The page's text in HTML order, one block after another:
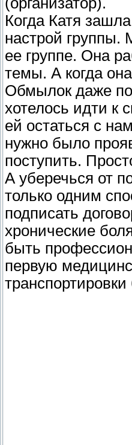
Когда Катя
настрой группы.
ее группе. Она
темы. А когда
Обмылок даже
хотелось идти к
ей остаться с
нужно было
поступить.
А уберечься от
только одним
подписать
хронические
быть
первую